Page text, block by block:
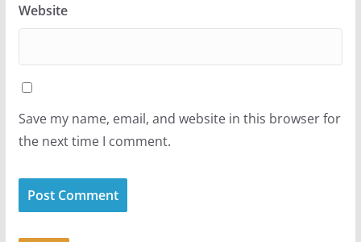
Website
Save my name, email, and website in this browser for
the next time I comment.